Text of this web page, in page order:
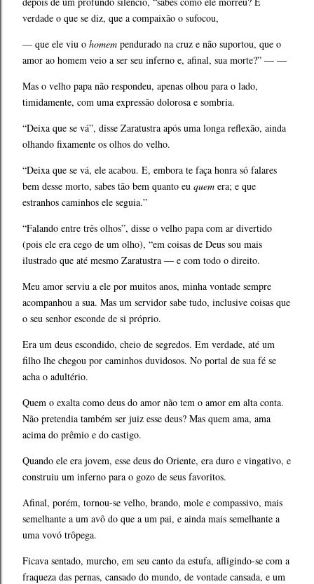
verdade o que se diz, que a compaixão o sufocou,
— que ele viu o homem pendurado na cruz e não suportou, que o
amor ao homem veio a ser seu inferno e, afinal, sua morte?” — —
Mas o velho papa não respondeu, apenas olhou para o lado,
timidamente, com uma expressão dolorosa e sombria.
“Deixa que se vá”, disse Zaratustra após uma longa reflexão, ainda
olhando fixamente os olhos do velho.
“Deixa que se vá, ele acabou. E, embora te faça honra só falares
bem desse morto, sabes tão bem quanto eu quem era; e que
estranhos caminhos ele seguia.”
“Falando entre três olhos”, disse o velho papa com ar divertido
(pois ele era cego de um olho), “em coisas de Deus sou mais
ilustrado que até mesmo Zaratustra — e com todo o direito.
Meu amor serviu a ele por muitos anos, minha vontade sempre
acompanhou a sua. Mas um servidor sabe tudo, inclusive coisas que
o seu senhor esconde de si próprio.
Era um deus escondido, cheio de segredos. Em verdade, até um
filho lhe chegou por caminhos duvidosos. No portal de sua fé se
acha o adultério.
Quem o exalta como deus do amor não tem o amor em alta conta.
Não pretendia também ser juiz esse deus? Mas quem ama, ama
acima do prêmio e do castigo.
Quando ele era jovem, esse deus do Oriente, era duro e vingativo, e
construiu um inferno para o gozo de seus favoritos.
Afinal, porém, tornou-se velho, brando, mole e compassivo, mais
semelhante a um avô do que a um pai, e ainda mais semelhante a
uma vovó trôpega.
Ficava sentado, murcho, em seu canto da estufa, afligindo-se com a
fraqueza das pernas, cansado do mundo, de vontade cansada, e um